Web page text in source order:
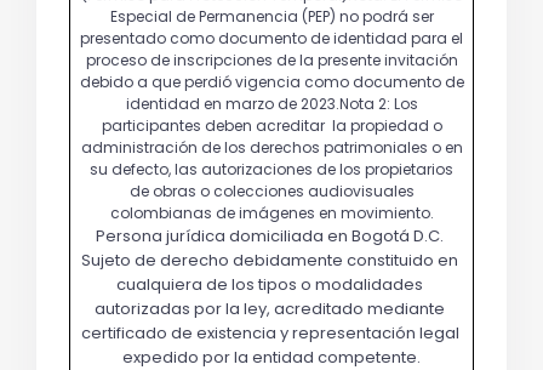
Persona jurídica domiciliada en Bogotá D.C.
Sujeto de derecho debidamente constituido en
cualquiera de los tipos o modalidades
autorizadas por la ley, acreditado mediante
certificado de existencia y representación legal
expedido por la entidad competente.